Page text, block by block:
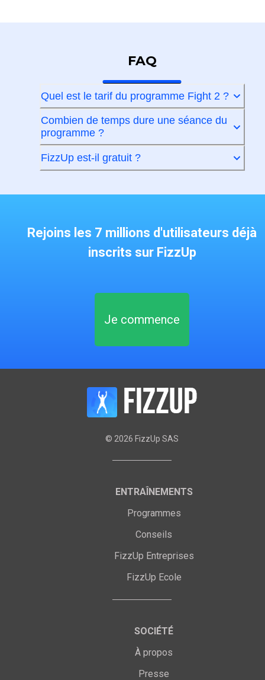
FAQ
Quel est le tarif du programme Fight 2 ?
Combien de temps dure une séance du
programme ?
FizzUp est-il gratuit ?
Rejoins les 7 millions d'utilisateurs déjà
inscrits sur FizzUp
Je commence
© 2026 FizzUp SAS
ENTRAÎNEMENTS
Programmes
Conseils
FizzUp Entreprises
FizzUp Ecole
SOCIÉTÉ
À propos
Presse